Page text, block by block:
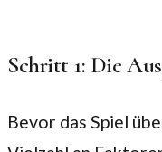
Schritt 1: Die
Bevor das Spiel